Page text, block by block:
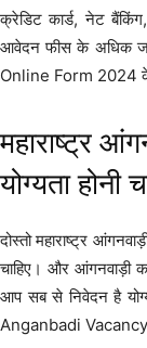
क्रेडिट कार्ड, नेट
आवेदन फीस के अधिक
Online Form 2024
महाराष्ट्र
योग्यता होनी
दोस्तो महाराष्ट्र
चाहिए। और आंगनवाड़ी
आप सब से निवेदन है
Anganbadi